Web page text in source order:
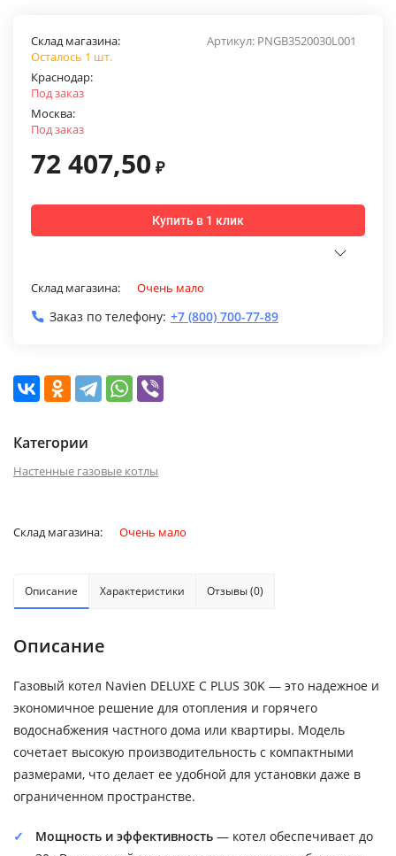
Артикул: PNGB3520030L001
Склад магазина:
Осталось 1 шт.
Краснодар:
Под заказ
Москва:
Под заказ
72 407,50 ₽
Купить в 1 клик
Склад магазина: Очень мало
Заказ по телефону: +7 (800) 700-77-89
Категории
Настенные газовые котлы
Склад магазина: Очень мало
Описание Характеристики Отзывы (0)
Описание
Газовый котел Navien DELUXE С PLUS 30K — это надежное и
экономичное решение для отопления и горячего
водоснабжения частного дома или квартиры. Модель
сочетает высокую производительность с компактными
размерами, что делает ее удобной для установки даже в
ограниченном пространстве.
Мощность и эффективность — котел обеспечивает до